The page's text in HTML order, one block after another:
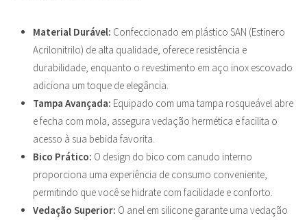
Material Durável: Confeccionado em plástico SAN (Estinero
Acrilonitrilo) de alta qualidade, oferece resistência e
durabilidade, enquanto o revestimento em aço inox escovado
adiciona um toque de elegância.
Tampa Avançada: Equipado com uma tampa rosqueável abre
e fecha com mola, assegura vedação hermética e facilita o
acesso à sua bebida favorita.
Bico Prático: O design do bico com canudo interno
proporciona uma experiência de consumo conveniente,
permitindo que você se hidrate com facilidade e conforto.
Vedação Superior: O anel em silicone garante uma vedação